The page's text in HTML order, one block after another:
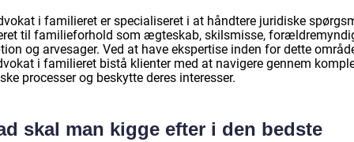
i familieret er specialiseret i at håndtere juridiske
til familieforhold som ægteskab, skilsmisse,
og arvesager. Ved at have ekspertise inden for dette
i familieret bistå klienter med at navigere gennem
processer og beskytte deres interesser.
skal man kigge efter i den bedste